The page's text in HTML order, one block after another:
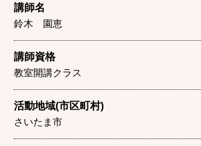
講師名
鈴木 園恵
講師資格
教室開講クラス
活動地域(市区町村)
さいたま市